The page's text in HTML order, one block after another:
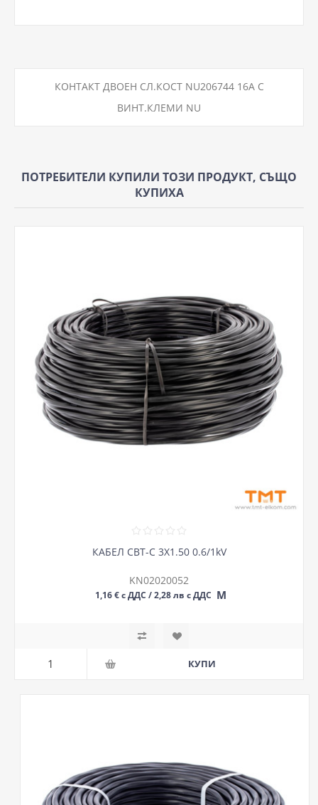
КОНТАКТ ДВОЕН СЛ.КОСТ NU206744 16A С
ВИНТ.КЛЕМИ NU
ПОТРЕБИТЕЛИ КУПИЛИ ТОЗИ ПРОДУКТ, СЪЩО
КУПИХА
КАБЕЛ СВТ-С 3Х1.50 0.6/1kV
KN02020052
1,16 € с ДДС / 2,28 лв с ДДС М